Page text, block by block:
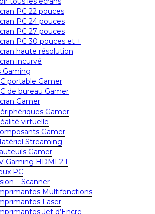
PC 22 pouces
PC 24 pouces
PC 27 pouces
PC 30 pouces et +
haute résolution
incurvé
Gaming
portable Gamer
de bureau Gamer
Gamer
Gamer
virtuelle
Gamer
Streaming
Gamer
Gaming HDMI 2.1
PC
– Scanner
Multifonctions
Laser
Jet d’Encre